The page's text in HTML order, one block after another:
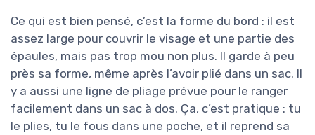
Ce qui est bien pensé, c’est la forme du bord : il est
assez large pour couvrir le visage et une partie des
épaules, mais pas trop mou non plus. Il garde à peu
près sa forme, même après l’avoir plié dans un sac. Il
y a aussi une ligne de pliage prévue pour le ranger
facilement dans un sac à dos. Ça, c’est pratique : tu
le plies, tu le fous dans une poche, et il reprend sa